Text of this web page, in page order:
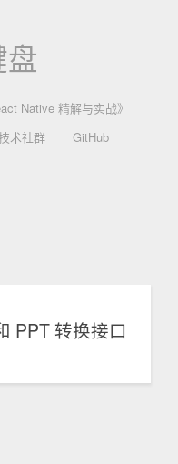
盘
Native 精解与实战》
术社群
GitHub
PPT 转换接口